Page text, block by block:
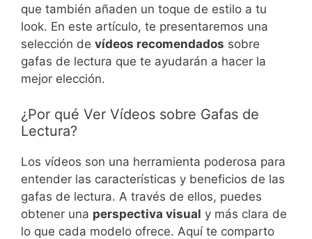
que también añaden un toque de estilo a tu
look. En este artículo, te presentaremos una
selección de vídeos recomendados sobre
gafas de lectura que te ayudarán a hacer la
mejor elección.
¿Por qué Ver Vídeos sobre Gafas de
Lectura?
Los vídeos son una herramienta poderosa para
entender las características y beneficios de las
gafas de lectura. A través de ellos, puedes
obtener una perspectiva visual y más clara de
lo que cada modelo ofrece. Aquí te comparto